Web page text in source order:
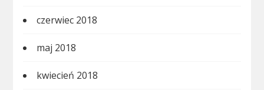
czerwiec 2018
maj 2018
kwiecień 2018